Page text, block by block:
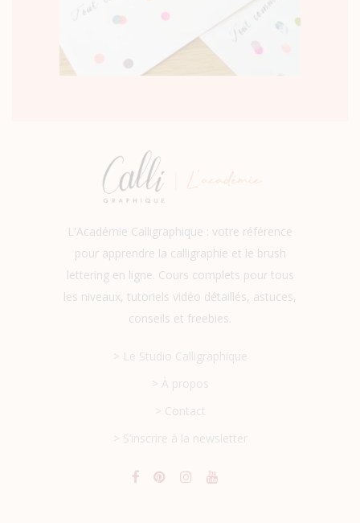
L'Académie Calligraphique : votre référence
pour apprendre la calligraphie et le brush
lettering en ligne. Cours complets pour tous
les niveaux, tutoriels vidéo détaillés, astuces,
conseils et freebies.
> Le Studio Calligraphique
> À propos
> Contact
> S’inscrire à la newsletter